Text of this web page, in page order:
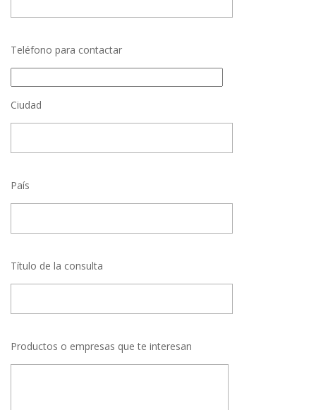
Teléfono para contactar
Ciudad
País
Título de la consulta
Productos o empresas que te interesan